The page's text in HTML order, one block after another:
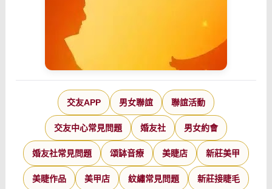
交友APP 男女聯誼 聯誼活動
交友中心常見問題 婚友社 男女約會
婚友社常見問題 頌缽音療 美睫店 新莊美甲
美睫作品 美甲店 紋繡常見問題 新莊接睫毛